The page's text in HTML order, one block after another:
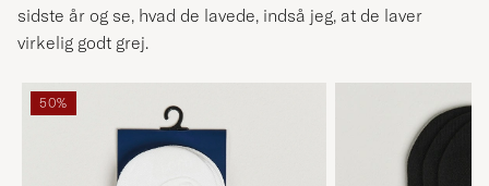
sidste år og se, hvad de lavede, indså jeg, at de laver
virkelig godt grej.
50%